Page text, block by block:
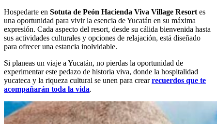
Hospedarte en Sotuta de Peón Hacienda Viva Village Resort es
una oportunidad para vivir la esencia de Yucatán en su máxima
expresión. Cada aspecto del resort, desde su cálida bienvenida hasta
sus actividades culturales y opciones de relajación, está diseñado
para ofrecer una estancia inolvidable.
Si planeas un viaje a Yucatán, no pierdas la oportunidad de
experimentar este pedazo de historia viva, donde la hospitalidad
yucateca y la riqueza cultural se unen para crearrecuerdos que te
acompañarán toda la vida.